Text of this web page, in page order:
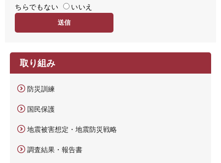
易
ちらでもない
いいえ
取り組み
防災訓練
国民保護
地震被害想定・地震防災戦略
調査結果・報告書